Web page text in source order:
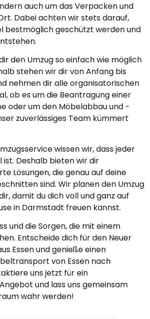
auch um das Verpacken und
Dabei achten wir stets darauf,
bestmöglich geschützt werden und
den Umzug so einfach wie möglich
stehen wir dir von Anfang bis
nehmen dir alle organisatorischen
ob es um die Beantragung einer
oder um den Möbelabbau und -
zuverlässiges Team kümmert
wissen wir, dass jeder
ist. Deshalb bieten wir dir
Lösungen, die genau auf deine
sind. Wir planen den Umzug
damit du dich voll und ganz auf
in Darmstadt freuen kannst.
und die Sorgen, die mit einem
Entscheide dich für den Neuer
Essen und genieße einen
von Essen nach
uns jetzt für ein
und lass uns gemeinsam
wahr werden!